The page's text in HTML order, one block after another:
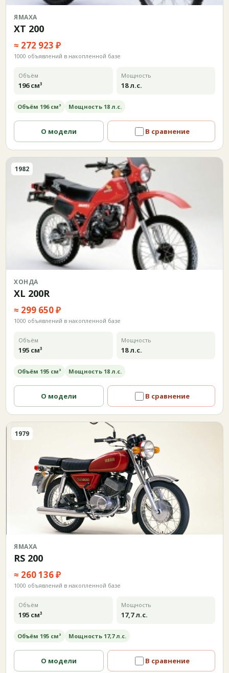
ЯМАХА
XT 200
≈ 272 923 ₽
1000 объявлений в накопленной базе
Объём
196 см³
Мощность
18 л.с.
Объём 196 см³ Мощность 18 л.с.
О модели В сравнение
1982
ХОНДА
XL 200R
≈ 299 650 ₽
1000 объявлений в накопленной базе
Объём
195 см³
Мощность
18 л.с.
Объём 195 см³ Мощность 18 л.с.
О модели В сравнение
1979
ЯМАХА
RS 200
≈ 260 136 ₽
1000 объявлений в накопленной базе
Объём
195 см³
Мощность
17,7 л.с.
Объём 195 см³ Мощность 17,7 л.с.
О модели В сравнение